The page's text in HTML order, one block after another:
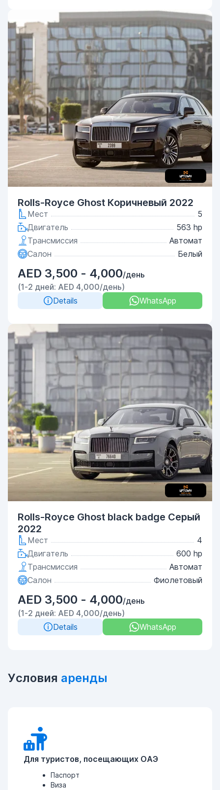
Rolls-Royce Ghost Коричневый 2022
Мест
5
Двигатель
563 hp
Трансмиссия
Автомат
Салон
Белый
AED 3,500 - 4,000/день
(1-2 дней: AED 4,000/день)
Details
WhatsApp
Rolls-Royce Ghost black badge Серый
2022
Мест
4
Двигатель
600 hp
Трансмиссия
Автомат
Салон
Фиолетовый
AED 3,500 - 4,000/день
(1-2 дней: AED 4,000/день)
Details
WhatsApp
Условия аренды
Для туристов, посещающих ОАЭ
Паспорт
Виза